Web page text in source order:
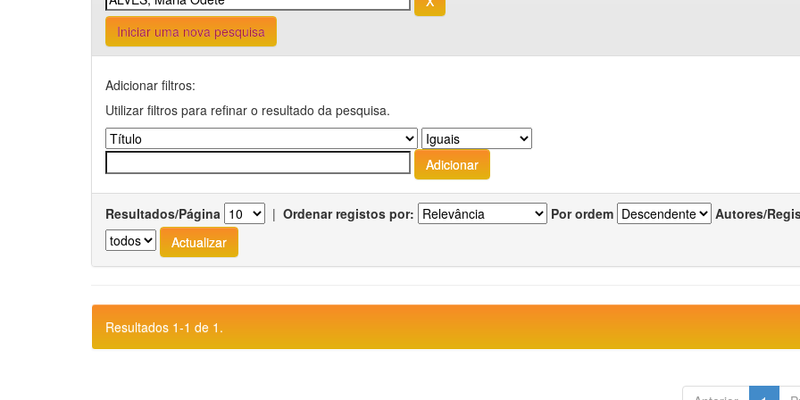
Iniciar uma nova pesquisa
Adicionar filtros:
Utilizar filtros para refinar o resultado da pesquisa.
Resultados/Página | Ordenar registos por: Por ordem Autores/
Resultados 1-1 de 1.